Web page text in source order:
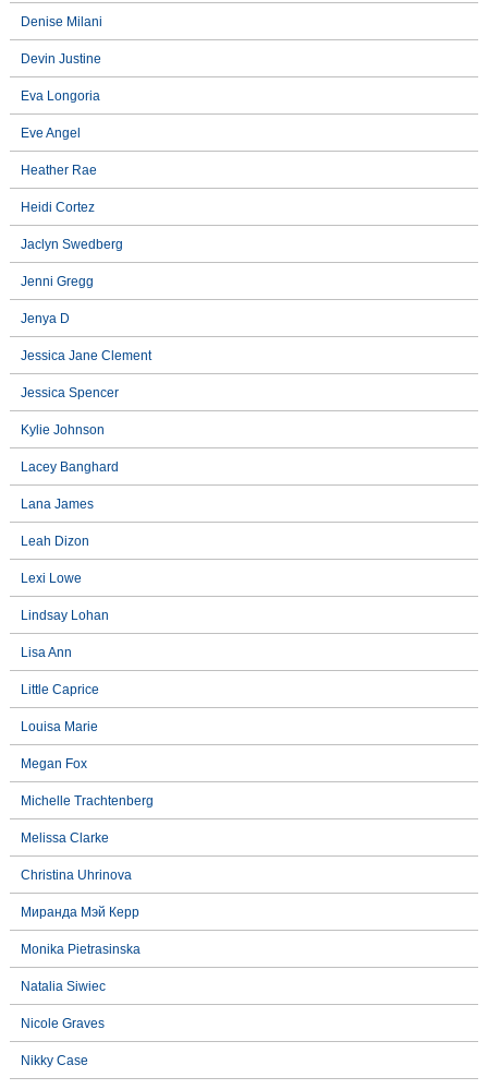
Denise Milani
Devin Justine
Eva Longoria
Eve Angel
Heather Rae
Heidi Cortez
Jaclyn Swedberg
Jenni Gregg
Jenya D
Jessica Jane Clement
Jessica Spencer
Kylie Johnson
Lacey Banghard
Lana James
Leah Dizon
Lexi Lowe
Lindsay Lohan
Lisa Ann
Little Caprice
Louisa Marie
Megan Fox
Michelle Trachtenberg
Melissa Clarke
Christina Uhrinova
Миранда Мэй Керр
Monika Pietrasinska
Natalia Siwiec
Nicole Graves
Nikky Case